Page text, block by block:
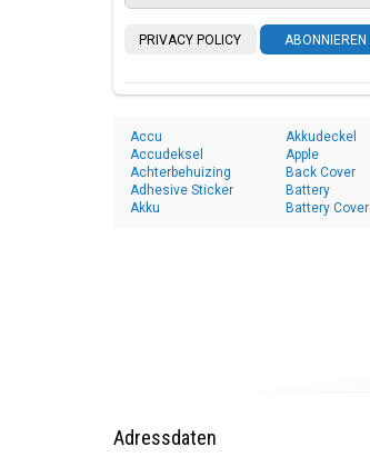
PRIVACY POLICY ABONNIEREN
Accu
Accudeksel
Achterbehuizing
Adhesive Sticker
Akku
Akkudeckel
Apple
Back Cover
Battery
Battery Cover
Adressdaten